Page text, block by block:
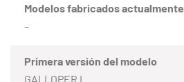
Modelos fabricados actualmente
–
Primera versión del modelo
GALLOPER I